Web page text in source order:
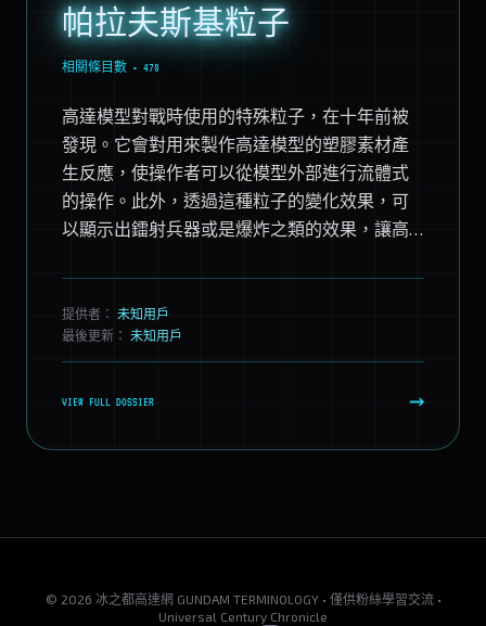
帕拉夫斯基粒子
相關條目數 • 478
高達模型對戰時使用的特殊粒子，在十年前被
發現。它會對用來製作高達模型的塑膠素材產
生反應，使操作者可以從模型外部進行流體式
的操作。此外，透過這種粒子的變化效果，可
以顯示出鐳射兵器或是爆炸之類的效果，讓高
拉夫斯基粒子的存在...
提供者： 未知用戶
最後更新： 未知用戶
VIEW FULL DOSSIER →
© 2026 冰之都高達網 GUNDAM TERMINOLOGY • 僅供粉絲學習交流 •
Universal Century Chronicle